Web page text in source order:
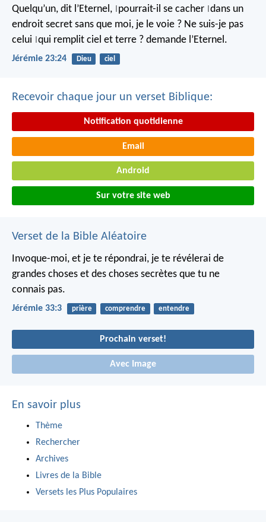
Quelqu’un, dit l’Eternel, pourrait-il se cacher dans un
endroit secret sans que moi, je le voie ? Ne suis-je pas
celui qui remplit ciel et terre ? demande l’Eternel.
Jérémie 23:24 Dieu ciel
Recevoir chaque jour un verset Biblique:
Notification quotidienne
Email
Android
Sur votre site web
Verset de la Bible Aléatoire
Invoque-moi, et je te répondrai, je te révélerai de
grandes choses et des choses secrètes que tu ne
connais pas.
Jérémie 33:3 prière comprendre entendre
Prochain verset!
Avec Image
En savoir plus
Thème
Rechercher
Archives
Livres de la Bible
Versets les Plus Populaires